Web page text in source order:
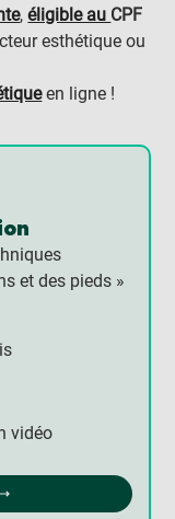
,éligible au CPF
esthétique ou
en ligne !
et des pieds »
vidéo